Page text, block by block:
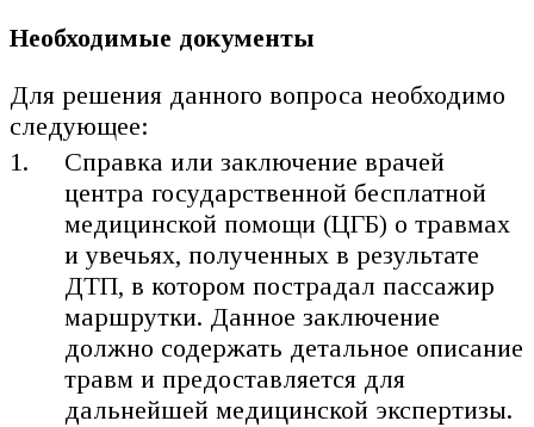
Необходимые документы
Для решения данного вопроса необходимо
следующее:
Справка или заключение врачей
центра государственной бесплатной
медицинской помощи (ЦГБ) о травмах
и увечьях, полученных в результате
ДТП, в котором пострадал пассажир
маршрутки. Данное заключение
должно содержать детальное описание
травм и предоставляется для
дальнейшей медицинской экспертизы.